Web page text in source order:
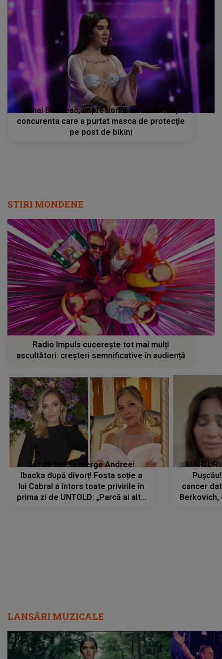
Mihai Bendeac, impresionat de Bia Kalifa,
concurenta care a purtat masca de protecţie
pe post de bikini
STIRI MONDENE
Radio Impuls cucerește tot mai mulți
ascultători: creșteri semnificative în audiență
Cât de bine îi merge Andreei
Ibacka după divorț! Fosta soție a
lui Cabral a întors toate privirile în
prima zi de UNTOLD: „Parcă ai altă
cancer
Berkovich,
LANSĂRI MUZICALE